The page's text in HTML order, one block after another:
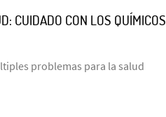
CUIDADO CON LOS QUÍMICOS
problemas para la salud